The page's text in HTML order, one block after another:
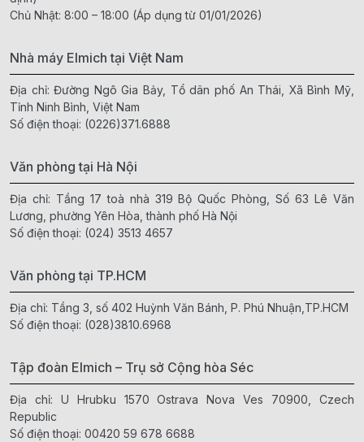
Chủ Nhật: 8:00 – 18:00 (Áp dụng từ 01/01/2026)
Nhà máy Elmich tại Việt Nam
Địa chỉ: Đường Ngô Gia Bảy, Tổ dân phố An Thái, Xã Bình Mỹ,
Tỉnh Ninh Bình, Việt Nam
Số điện thoại: (0226)371.6888
Văn phòng tại Hà Nội
Địa chỉ: Tầng 17 toà nhà 319 Bộ Quốc Phòng, Số 63 Lê Văn
Lương, phường Yên Hòa, thành phố Hà Nội
Số điện thoại: (024) 3513 4657
Văn phòng tại TP.HCM
Địa chỉ: Tầng 3, số 402 Huỳnh Văn Bánh, P. Phú Nhuận,TP.HCM
Số điện thoại: (028)3810.6968
Tập đoàn Elmich – Trụ sở Cộng hòa Séc
Địa chỉ: U Hrubku 1570 Ostrava Nova Ves 70900, Czech
Republic
Số điện thoại: 00420 59 678 6688